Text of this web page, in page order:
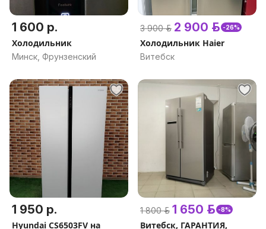
1 600 р.
Холодильник
Минск, Фрунзенский
3 900 р. 2 900 р. -26%
Холодильник Haier
Витебск
1 950 р.
Hyundai CS6503FV на
1 800 р. 1 650 р. -8%
Витебск, ГАРАНТИЯ,